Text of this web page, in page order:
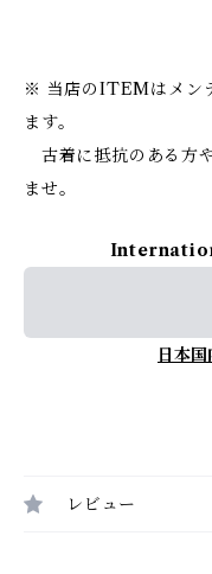
※ 当店のITEMはメン
ます。
古着に抵抗のある方
ませ。
日本
レビュー